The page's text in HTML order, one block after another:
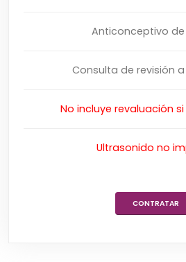
Anticonceptivo
Consulta de revisión a
No incluye revaluación
Ultrasonido no
CONTRATAR